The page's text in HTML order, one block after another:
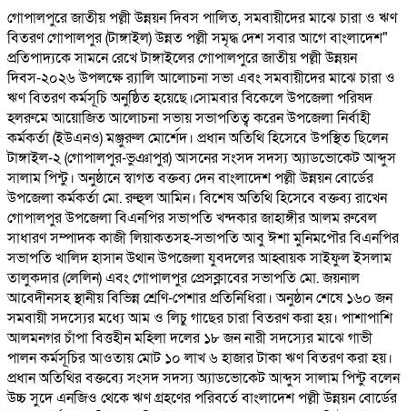
গোপালপুরে জাতীয় পল্লী উন্নয়ন দিবস পালিত, সমবায়ীদের মাঝে চারা ও ঋণ
বিতরণ গোপালপুর (টাঙ্গাইল) উন্নত পল্লী সমৃদ্ধ দেশ সবার আগে বাংলাদেশ"
প্রতিপাদ্যকে সামনে রেখে টাঙ্গাইলের গোপালপুরে জাতীয় পল্লী উন্নয়ন
দিবস-২০২৬ উপলক্ষে র‍্যালি আলোচনা সভা এবং সমবায়ীদের মাঝে চারা ও
ঋণ বিতরণ কর্মসূচি অনুষ্ঠিত হয়েছে।সোমবার বিকেলে উপজেলা পরিষদ
হলরুমে আয়োজিত আলোচনা সভায় সভাপতিত্ব করেন উপজেলা নির্বাহী
কর্মকর্তা (ইউএনও) মঞ্জুরুল মোর্শেদ। প্রধান অতিথি হিসেবে উপস্থিত ছিলেন
টাঙ্গাইল-২ (গোপালপুর-ভুঞাপুর) আসনের সংসদ সদস্য অ্যাডভোকেট আব্দুস
সালাম পিন্টু। অনুষ্ঠানে স্বাগত বক্তব্য দেন বাংলাদেশ পল্লী উন্নয়ন বোর্ডের
উপজেলা কর্মকর্তা মো. রুহুল আমিন। বিশেষ অতিথি হিসেবে বক্তব্য রাখেন
গোপালপুর উপজেলা বিএনপির সভাপতি খন্দকার জাহাঙ্গীর আলম রুবেল
সাধারণ সম্পাদক কাজী লিয়াকতসহ-সভাপতি আবু ঈশা মুনিমপৌর বিএনপির
সভাপতি খালিদ হাসান উথান উপজেলা যুবদলের আহ্বায়ক সাইফুল ইসলাম
তালুকদার (লেলিন) এবং গোপালপুর প্রেসক্লাবের সভাপতি মো. জয়নাল
আবেদীনসহ স্থানীয় বিভিন্ন শ্রেণি-পেশার প্রতিনিধিরা। অনুষ্ঠান শেষে ১৬০ জন
সমবায়ী সদস্যের মধ্যে আম ও লিচু গাছের চারা বিতরণ করা হয়। পাশাপাশি
আলমনগর চাঁপা বিত্তহীন মহিলা দলের ১৮ জন নারী সদস্যের মাঝে গাভী
পালন কর্মসূচির আওতায় মোট ১০ লাখ ৬ হাজার টাকা ঋণ বিতরণ করা হয়।
প্রধান অতিথির বক্তব্যে সংসদ সদস্য অ্যাডভোকেট আব্দুস সালাম পিন্টু বলেন
উচ্চ সুদে এনজিও থেকে ঋণ গ্রহণের পরিবর্তে বাংলাদেশ পল্লী উন্নয়ন বোর্ডের